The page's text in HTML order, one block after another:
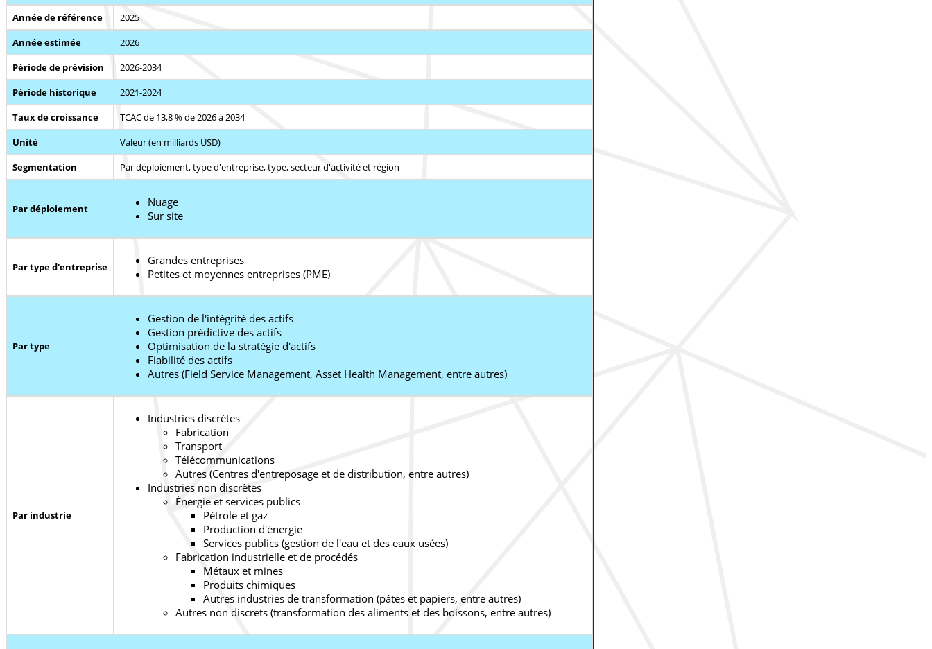
Année de référence
2025
Année estimée
2026
Période de prévision
2026-2034
Période historique
2021-2024
Taux de croissance
TCAC de 13,8 % de 2026 à 2034
Unité
Valeur (en milliards USD)
Segmentation
Par déploiement, type d'entreprise, type, secteur d'activité et région
Par déploiement
Nuage
Sur site
Par type d'entreprise
Grandes entreprises
Petites et moyennes entreprises (PME)
Par type
Gestion de l'intégrité des actifs
Gestion prédictive des actifs
Optimisation de la stratégie d'actifs
Fiabilité des actifs
Autres (Field Service Management, Asset Health Management, entre autres)
Par industrie
Industries discrètes
Fabrication
Transport
Télécommunications
Autres (Centres d'entreposage et de distribution, entre autres)
Industries non discrètes
Énergie et services publics
Pétrole et gaz
Production d'énergie
Services publics (gestion de l'eau et des eaux usées)
Fabrication industrielle et de procédés
Métaux et mines
Produits chimiques
Autres industries de transformation (pâtes et papiers, entre autres)
Autres non discrets (transformation des aliments et des boissons, entre autres)